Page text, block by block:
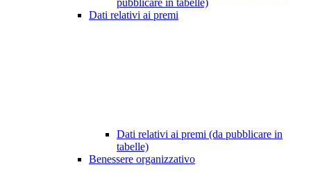
pubblicare in tabelle)
Dati relativi ai premi
Dati relativi ai premi (da pubblicare in
tabelle)
Benessere organizzativo